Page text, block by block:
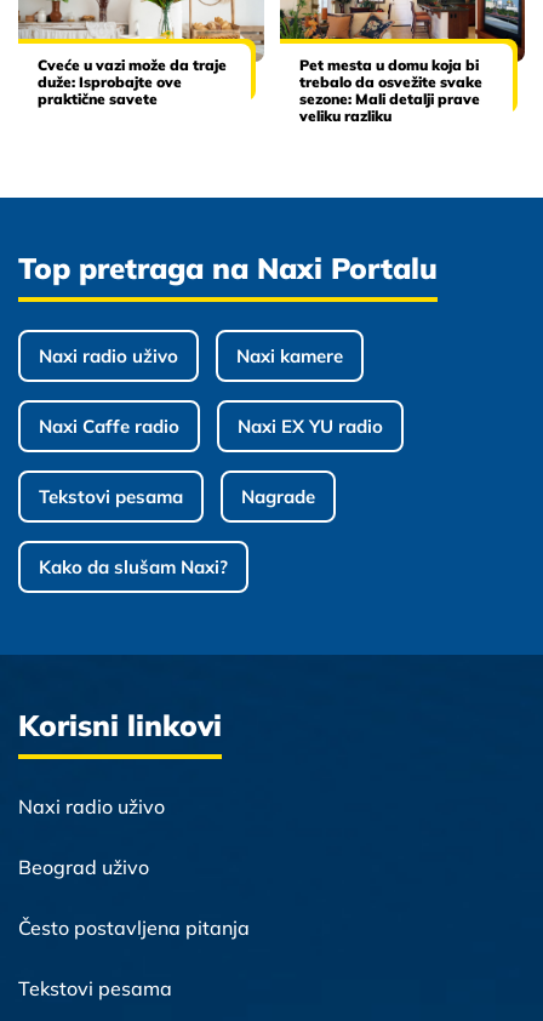
Cveće u vazi može da traje
duže: Isprobajte ove
praktične savete
Pet mesta u domu koja bi
trebalo da osvežite svake
sezone: Mali detalji prave
veliku razliku
Top pretraga na Naxi Portalu
Naxi radio uživo Naxi kamere
Naxi Caffe radio Naxi EX YU radio
Tekstovi pesama Nagrade
Kako da slušam Naxi?
Korisni linkovi
Naxi radio uživo
Beograd uživo
Često postavljena pitanja
Tekstovi pesama